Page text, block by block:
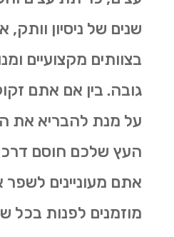
שנים של ניסיון וותק,
בצוותים מקצועיים
גובה. בין אם אתם
על מנת להבריא את
העץ שלכם חוסם דרכי
אתם מעוניינים
מוזמנים לפנות בכל